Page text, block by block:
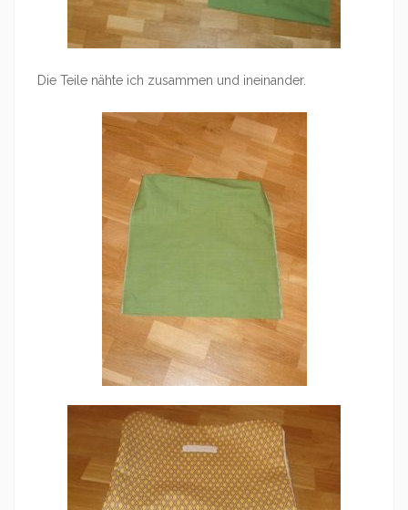
Die Teile nähte ich zusammen und ineinander.